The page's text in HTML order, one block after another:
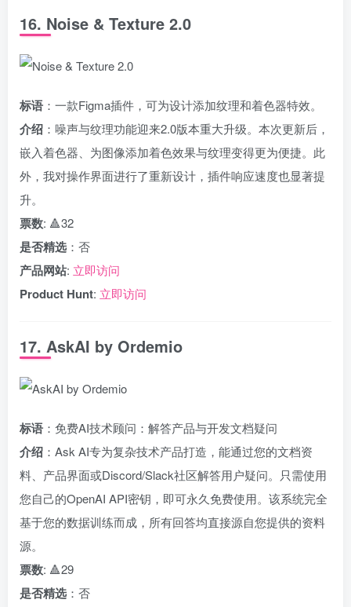
16. Noise & Texture 2.0
标语 ：一款Figma插件，可为设计添加纹理和着色器特效。
介绍 ：噪声与纹理功能迎来2.0版本重大升级。本次更新后，
嵌入着色器、为图像添加着色效果与纹理变得更为便捷。此
外，我对操作界面进行了重新设计，插件响应速度也显著提
升。
票数: 🔺32
是否精选 ：否
产品网站: 立即访问
Product Hunt: 立即访问
17. AskAI by Ordemio
标语 ：免费AI技术顾问：解答产品与开发文档疑问
介绍 ：Ask AI专为复杂技术产品打造，能通过您的文档资
料、产品界面或Discord/Slack社区解答用户疑问。只需使用
您自己的OpenAI API密钥，即可永久免费使用。该系统完全
基于您的数据训练而成，所有回答均直接源自您提供的资料
源。
票数: 🔺29
是否精选 ：否